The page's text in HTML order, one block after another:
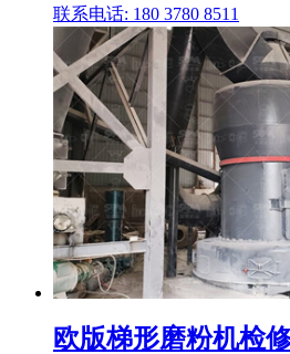
联系电话: 180 3780 8511
欧版梯形磨粉机检